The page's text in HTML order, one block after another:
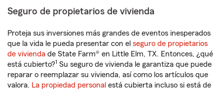
Seguro de propietarios de vivienda
Proteja sus inversiones más grandes de eventos inesperados
que la vida le pueda presentar con el seguro de propietarios
de vivienda de State Farm® en Little Elm, TX. Entonces, ¿qué
está cubierto?1 Su seguro de vivienda le garantiza que puede
reparar o reemplazar su vivienda, así como los artículos que
valora. La propiedad personal está cubierta incluso si está de